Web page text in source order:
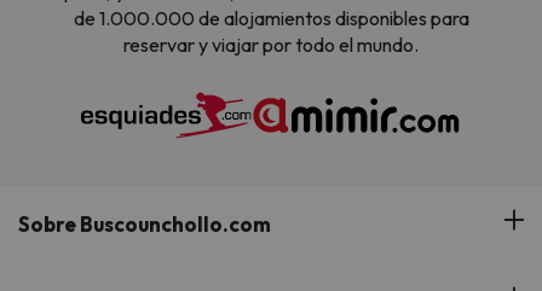
de 1.000.000 de alojamientos disponibles para
reservar y viajar por todo el mundo.
Sobre Buscounchollo.com